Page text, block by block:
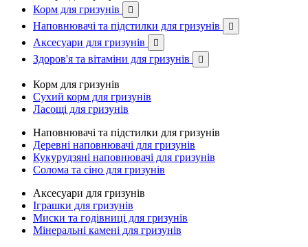
Корм для гризунів

Наповнювачі та підстилки для гризунів 
Аксесуари для гризунів 
Здоров'я та вітаміни для гризунів 
Корм для гризунів
Сухий корм для гризунів
Ласощі для гризунів
Наповнювачі та підстилки для гризунів
Деревні наповнювачі для гризунів
Кукурудзяні наповнювачі для гризунів
Солома та сіно для гризунів
Аксесуари для гризунів
Іграшки для гризунів
Миски та годівниці для гризунів
Мінеральні камені для гризунів